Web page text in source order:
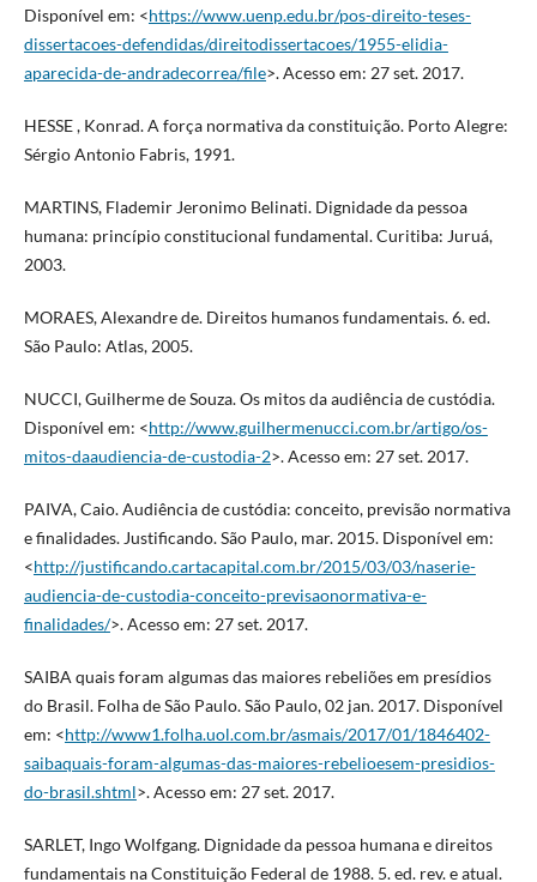
Disponível em: <https://www.uenp.edu.br/pos-direito-teses-
dissertacoes-defendidas/direitodissertacoes/1955-elidia-
aparecida-de-andradecorrea/file>. Acesso em: 27 set. 2017.
HESSE , Konrad. A força normativa da constituição. Porto Alegre:
Sérgio Antonio Fabris, 1991.
MARTINS, Flademir Jeronimo Belinati. Dignidade da pessoa
humana: princípio constitucional fundamental. Curitiba: Juruá,
2003.
MORAES, Alexandre de. Direitos humanos fundamentais. 6. ed.
São Paulo: Atlas, 2005.
NUCCI, Guilherme de Souza. Os mitos da audiência de custódia.
Disponível em: <http://www.guilhermenucci.com.br/artigo/os-
mitos-daaudiencia-de-custodia-2>. Acesso em: 27 set. 2017.
PAIVA, Caio. Audiência de custódia: conceito, previsão normativa
e finalidades. Justificando. São Paulo, mar. 2015. Disponível em:
<http://justificando.cartacapital.com.br/2015/03/03/naserie-
audiencia-de-custodia-conceito-previsaonormativa-e-
finalidades/>. Acesso em: 27 set. 2017.
SAIBA quais foram algumas das maiores rebeliões em presídios
do Brasil. Folha de São Paulo. São Paulo, 02 jan. 2017. Disponível
em: <http://www1.folha.uol.com.br/asmais/2017/01/1846402-
saibaquais-foram-algumas-das-maiores-rebelioesem-presidios-
do-brasil.shtml>. Acesso em: 27 set. 2017.
SARLET, Ingo Wolfgang. Dignidade da pessoa humana e direitos
fundamentais na Constituição Federal de 1988. 5. ed. rev. e atual.